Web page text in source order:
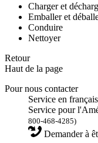
Charger et
Emballer et
Conduire
Nettoyer
Retour
Haut de la page
Pour nous contacter
Service en
Service pour
800-468-4285)
Demander à